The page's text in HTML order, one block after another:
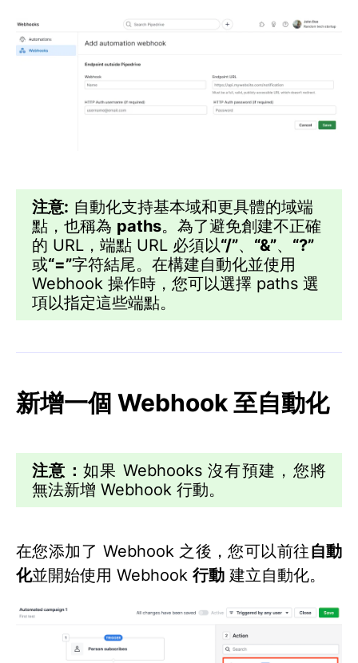
注意: 自動化支持基本域和更具體的域端
點，也稱為 paths。為了避免創建不正確
的 URL，端點 URL 必須以“/”、 “&”、 “?”
或“=”字符結尾。在構建自動化並使用
Webhook 操作時，您可以選擇 paths 選
項以指定這些端點。
新增一個 Webhook 至自動化
注意： 如果 Webhooks 沒有預建，您將
無法新增 Webhook 行動。
在您添加了 Webhook 之後，您可以前往自動
化並開始使用 Webhook 行動 建立自動化。